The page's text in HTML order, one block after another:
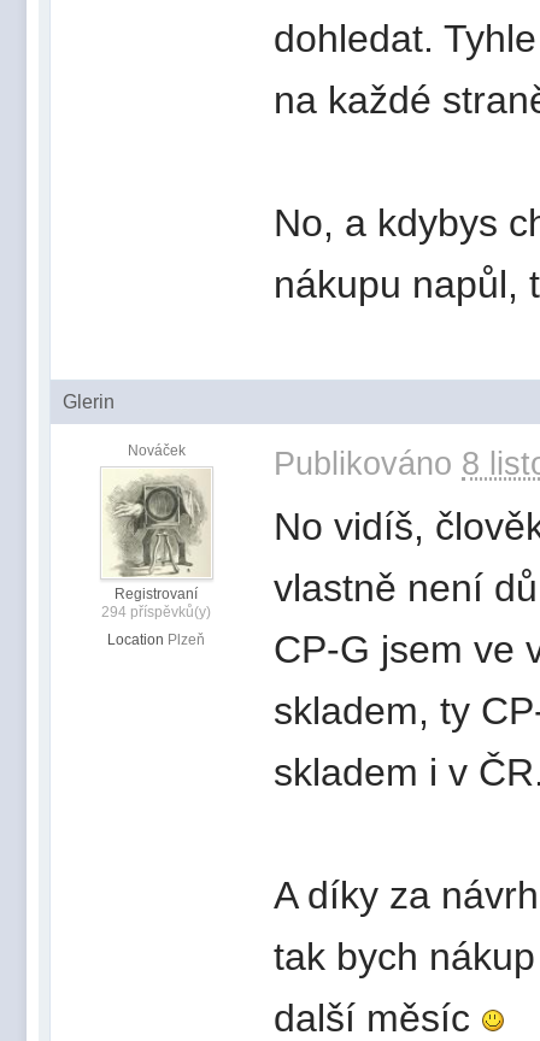
dohledat.
na každé
No, a kdybys
nákupu napůl,
Glerin
Nováček
Registrovaní
294 příspěvků(y)
Location Plzeň
Publikováno 8
No vidíš,
vlastně není
CP-G jsem ve
skladem, ty
skladem i v
A díky za
tak bych
další měsíc